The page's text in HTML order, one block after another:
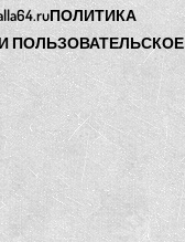
ПОЛИТИКА
ПОЛЬЗОВАТЕЛЬСКОЕ